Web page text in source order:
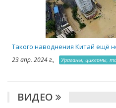
Такого наводнения Китай ещё
23 апр. 2024 г., Ураганы, циклоны,
ВИДЕО